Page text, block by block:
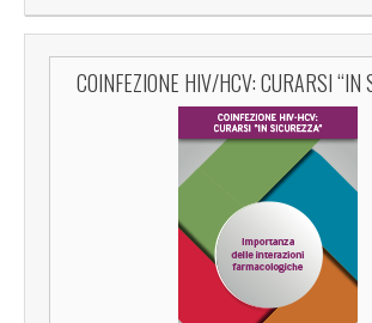
COINFEZIONE HIV/HCV: CURARSI “IN